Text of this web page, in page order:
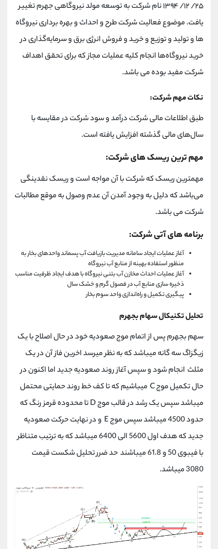
۲۵/ ۱۲/ ۱۳۹۴ نام شرکت به توسعه مولد نیروگاهی جهرم تغییر
یافت. موضوع فعالیت شرکت طرح و احداث و بهره‌ برداری نیروگاه
ها و تولید و توزیع و خرید و فروش انرژی برق و سرمایه‌گذاری در
خرید نیروگاه‌ها انجام کلیه عملیات مجاز که برای تحقق اهداف
شرکت مفید بوده می باشد.
نکات مهم شرکت:
طبق اطلاعات مالی شرکت درآمد و سود شرکت در مقایسه با
سال‌های مالی گذشته افزایش یافته است.
مهم ترین ریسک های شرکت:
مهمترین ریسک که شرکت با آن مواجه است و ریسک نقدینگی
می‌باشد که دلیل به وجود آمدن آن عدم وصول به موقع مطالبات
شرکت می باشد.
برنامه های آتی شرکت:
آغاز عملیات ایجاد سامانه مدیریت بازیافت آب پسماند واحد‌های بخار به
منظور استفاده بهینه از منابع آب نیروگاه
آغاز عملیات احداث مخازن آب بتنی نیروگاه با هدف ایجاد ظرفیت مناسب
ذخیره سازی منابع آب در فصول گرم و خشک سال
پیگیری تکمیل و راه‌اندازی واحد سوم بخار
تحلیل تکنیکال سهام بجهرم
سهم بجهرم پس از اتمام موج صعودیه خود در حال اصلاح با یک
زیگزاگ سه گانه میباشد که به نظر میرسد اخرین فاز آن در یک
مثلث انجام شود و سپس آغاز روند صعودیه جدید اما اکنون در
حال تکمیل موج C میباشیم که تا کف خط روند حمایتی محتمل
میباشد سپس یک رشد در قالب موج D تا محدوده قرمز رنگ که
حدود 4500 میباشد سپس موج E و در نهایت حرکت صعودیه
جدید که هدف اول 5600 الی 6400 میباشد که به ترتیب متناظر
با فیبوی 50 و 61.8 میباشند حد ضرر تحلیل شکست قیمت
3080 میباشد.